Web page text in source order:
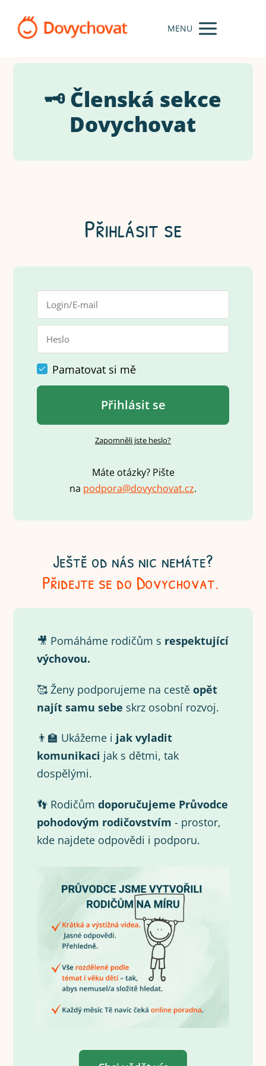
MENU
🗝️ Členská sekce
Dovychovat
Přihlásit se
Pamatovat si mě
Přihlásit se
Zapomněli jste heslo?
Máte otázky? Pište
na podpora@dovychovat.cz.
Ještě od nás nic nemáte?
Přidejte se do Dovychovat.
🎥 Pomáháme rodičům s respektující
výchovou.
🥰 Ženy podporujeme na cestěopět
najít samu sebe skrz osobní rozvoj.
👨‍🏫 Ukážeme i jak vyladit
komunikaci jak s dětmi, tak
dospělými.
👣 Rodičůmdoporučujeme Průvodce
pohodovým rodičovstvím - prostor,
kde najdete odpovědi i podporu.